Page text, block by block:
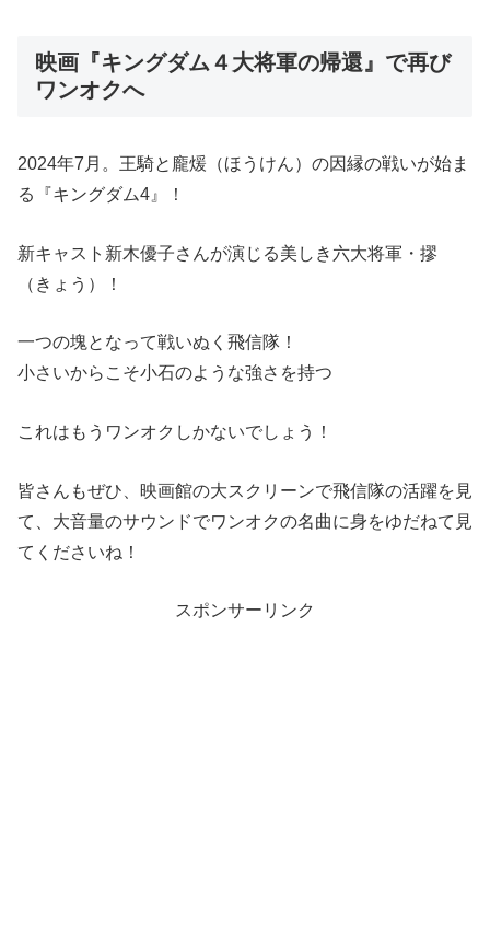
映画『キングダム４大将軍の帰還』で再び
ワンオクへ
2024年7月。王騎と龐煖（ほうけん）の因縁の戦いが始ま
る『キングダム4』！
新キャスト新木優子さんが演じる美しき六大将軍・摎
（きょう）！
一つの塊となって戦いぬく飛信隊！
小さいからこそ小石のような強さを持つ
これはもうワンオクしかないでしょう！
皆さんもぜひ、映画館の大スクリーンで飛信隊の活躍を見
て、大音量のサウンドでワンオクの名曲に身をゆだねて見
てくださいね！
スポンサーリンク